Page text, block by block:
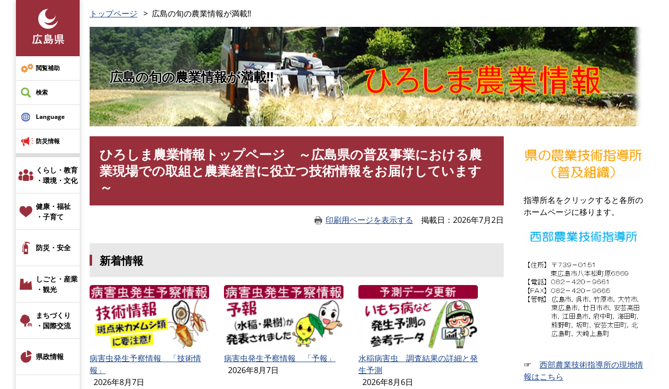
先
頭
で
す
閲覧補助
検索
Language
防災情報
くらし・教育
・環境・文化
健康・福祉
・子育て
防災・安全
しごと・産業
・観光
まちづくり
・国際交流
県政情報
トップページ 広島の旬の農業情報が満載‼
広島の旬の農業情報が満載‼
ひろしま農業情報トップページ ～広島県の普及事業における農
業現場での取組と農業経営に役立つ技術情報をお届けしています
～
印刷用ページを表示する 掲載日 2026年7月2日
新着情報
病害虫発生予察情報 「技術情
報」
2026年8月7日
病害虫発生予察情報 「予報」
2026年8月7日
水稲病害虫 調査結果の詳細と発
生予測
2026年8月6日
指導所名をクリックすると各所の
ホームページに移ります。
☞ 西部農業技術指導所の現地情
報はこちら